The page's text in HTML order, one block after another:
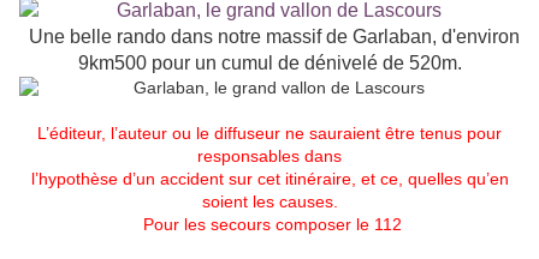
Une belle rando dans notre massif de Garlaban, d'environ
9km500 pour un cumul de dénivelé de 520m.
L’éditeur, l’auteur ou le diffuseur ne sauraient être tenus pour
responsables dans
l’hypothèse d’un accident sur cet itinéraire, et ce, quelles qu’en
soient les causes.
Pour les secours composer le 112